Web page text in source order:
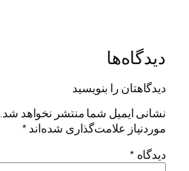
دیدگاه‌ها
دیدگاهتان را بنویسید
نشانی ایمیل شما منتشر نخواهد شد.
موردنیاز علامت‌گذاری شده‌اند*
دیدگاه *